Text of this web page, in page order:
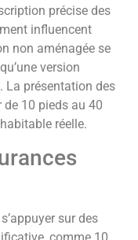
précise des
influencent
non aménagée se
version
La présentation des
10 pieds au 40
réelle.
sur des